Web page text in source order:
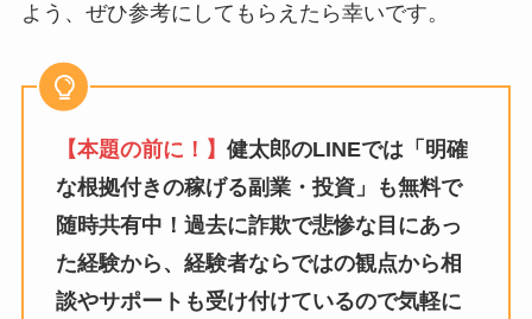
よう、ぜひ参考にしてもらえたら幸いです。
【本題の前に！】 健太郎のLINEでは「明確
な根拠付きの稼げる副業・投資」も無料で
随時共有中！過去に詐欺で悲惨な目にあっ
た経験から、経験者ならではの観点から相
談やサポートも受け付けているので気軽に